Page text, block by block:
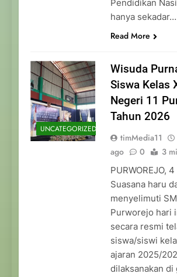
Pendidikan
hanya sekadar…
Read More
UNCATEGORIZED
Wisuda
Siswa Kelas
Negeri 11
Tahun 2026
timMedia11
ago
0 3
PURWOREJO,
Suasana haru
menyelimuti
Purworejo hari
secara resmi
siswa/siswi
ajaran 2025/
dilaksanakan di